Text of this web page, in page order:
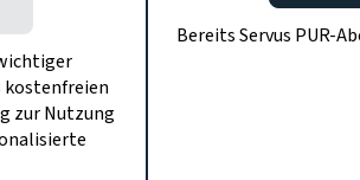
zur Nutzung
Bereits Servus PUR-